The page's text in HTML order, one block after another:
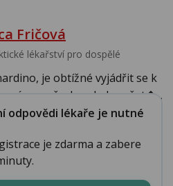
Fričová
lékařství pro dospělé
je obtížné vyjádřit se k
co všechno bylo vyšet�...
odpovědi lékaře je nutné
je zdarma a zabere